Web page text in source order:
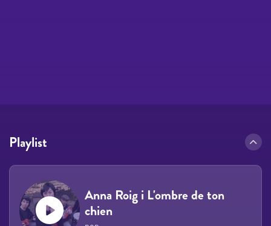
Playlist
Anna Roig i L'ombre de ton
chien